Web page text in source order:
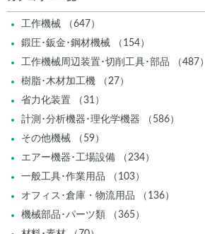
工作機械 （647）
鍛圧･鈑金･鋼材機械 （154）
工作機械周辺装置･切削工具･部品 （487）
樹脂･木材加工機 （27）
省力化装置 （31）
計測･分析機器･理化学機器 （586）
その他機械 （59）
エアー機器･工場設備 （234）
一般工具･作業用品 （103）
オフィス･倉庫・物流用品 （136）
機械部品･パーツ類 （365）